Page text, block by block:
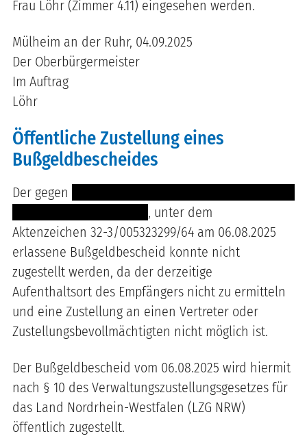
Frau Löhr (Zimmer 4.11) eingesehen werden.
Mülheim an der Ruhr, 04.09.2025
Der Oberbürgermeister
Im Auftrag
Löhr
Öffentliche Zustellung eines
Bußgeldbescheides
Der gegen
, unter dem
Aktenzeichen 32-3/005323299/64 am 06.08.2025
erlassene Bußgeldbescheid konnte nicht
zugestellt werden, da der derzeitige
Aufenthaltsort des Empfängers nicht zu ermitteln
und eine Zustellung an einen Vertreter oder
Zustellungsbevollmächtigten nicht möglich ist.
Der Bußgeldbescheid vom 06.08.2025 wird hiermit
nach § 10 des Verwaltungszustellungsgesetzes für
das Land Nordrhein-Westfalen (LZG NRW)
öffentlich zugestellt.